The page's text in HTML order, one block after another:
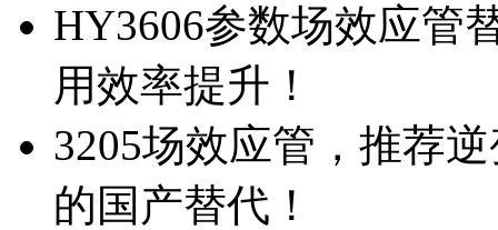
HY3606参数场效应管
用效率提升！
3205场效应管，推荐
的国产替代！